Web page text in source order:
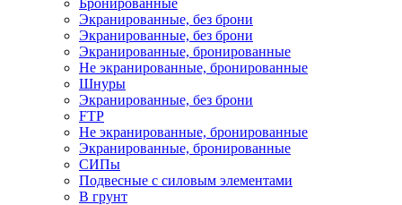
Бронированные
Экранированные, без брони
Экранированные, без брони
Экранированные, бронированные
Не экранированные, бронированные
Шнуры
Экранированные, без брони
FTP
Не экранированные, бронированные
Экранированные, бронированные
СИПы
Подвесные с силовым элементами
В грунт